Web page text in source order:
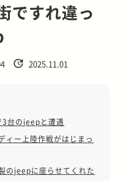
ですれ違っ
2025.11.01
台のjeepと遭遇
ー上陸作戦がはじまっ
のjeepに座らせてくれた